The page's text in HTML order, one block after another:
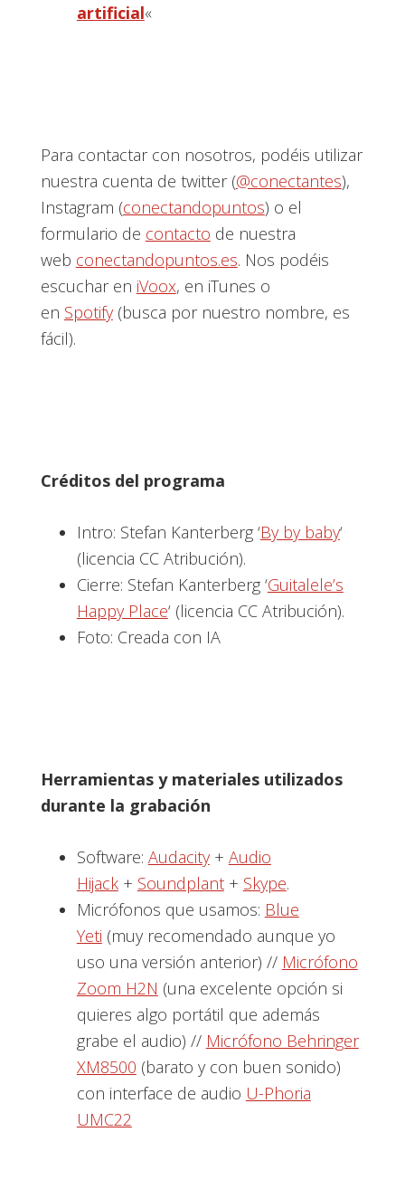
artificial«
Para contactar con nosotros, podéis utilizar
nuestra cuenta de twitter (@conectantes),
Instagram (conectandopuntos) o el
formulario de contacto de nuestra
web conectandopuntos.es. Nos podéis
escuchar en iVoox, en iTunes o
en Spotify(busca por nuestro nombre, es
fácil).
Créditos del programa
Intro: Stefan Kanterberg ‘By by baby‘
(licencia CC Atribución).
Cierre: Stefan Kanterberg ‘Guitalele’s
Happy Place‘ (licencia CC Atribución).
Foto: Creada con IA
Herramientas y materiales utilizados
durante la grabación
Software: Audacity+ Audio
Hijack+ Soundplant+ Skype.
Micrófonos que usamos: Blue
Yeti (muy recomendado aunque yo
uso una versión anterior) // Micrófono
Zoom H2N (una excelente opción si
quieres algo portátil que además
grabe el audio) // Micrófono Behringer
XM8500 (barato y con buen sonido)
con interface de audio U-Phoria
UMC22